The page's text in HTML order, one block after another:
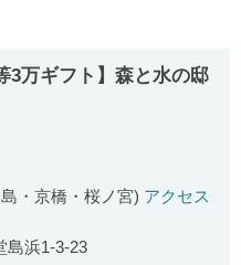
3万ギフト】森と水の邸
評価
・京橋・桜ノ宮) アクセス
島浜1-3-23